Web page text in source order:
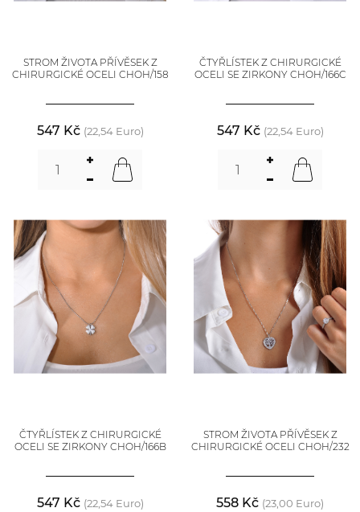
STROM ŽIVOTA PŘÍVĚSEK Z
CHIRURGICKÉ OCELI CHOH/158
547 Kč (22,54 Euro)
ČTYŘLÍSTEK Z CHIRURGICKÉ
OCELI SE ZIRKONY CHOH/166C
547 Kč (22,54 Euro)
ČTYŘLÍSTEK Z CHIRURGICKÉ
OCELI SE ZIRKONY CHOH/166B
547 Kč (22,54 Euro)
STROM ŽIVOTA PŘÍVĚSEK Z
CHIRURGICKÉ OCELI CHOH/232
558 Kč (23,00 Euro)